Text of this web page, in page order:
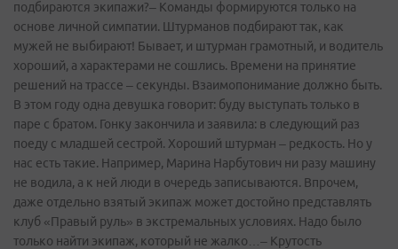
подбираются экипажи?– Команды формируются только на
основе личной симпатии. Штурманов подбирают так, как
мужей не выбирают! Бывает, и штурман грамотный, и водитель
хороший, а характерами не сошлись. Времени на принятие
решений на трассе – секунды. Взаимопонимание должно быть.
В этом году одна девушка говорит: буду выступать только в
паре с братом. Гонку закончила и заявила: в следующий раз
поеду с младшей сестрой. Хороший штурман – редкость. Но у
нас есть такие. Например, Марина Нарбутович ни разу машину
не водила, а к ней люди в очередь записываются. Впрочем,
даже отдельно взятый экипаж может достойно представлять
клуб «Правый руль» в экстремальных условиях. Надо было
только найти экипаж, который не жалко…– Крутость